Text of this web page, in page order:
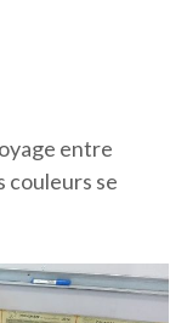
entre
couleurs se